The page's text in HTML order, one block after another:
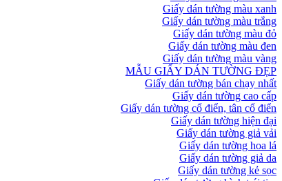
Giấy dán tường màu xanh
Giấy dán tường màu trắng
Giấy dán tường màu đỏ
Giấy dán tường màu đen
Giấy dán tường màu vàng
MẪU GIẤY DÁN TƯỜNG ĐẸP
Giấy dán tường bán chạy nhất
Giấy dán tường cao cấp
Giấy dán tường cổ điển, tân cổ điển
Giấy dán tường hiện đại
Giấy dán tường giả vải
Giấy dán tường hoa lá
Giấy dán tường giả da
Giấy dán tường kẻ sọc